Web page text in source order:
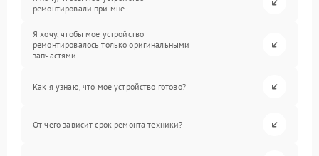
ремонтировали при мне.
Я хочу, чтобы мое устройство
ремонтировалось только оригинальными
запчастями.
Как я узнаю, что мое устройство готово?
От чего зависит срок ремонта техники?